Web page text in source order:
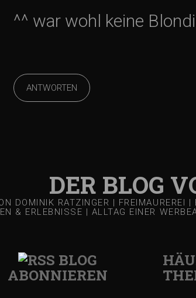
^^ war wohl keine
ANTWORTEN
DER BLOG
DOMINIK RATZINGER |
& ERLEBNISSE | ALLTAG EINER
BLOG
ABONNIEREN